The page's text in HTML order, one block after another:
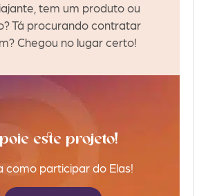
tem um produto ou
Tá procurando contratar
Chegou no lugar certo!
este projeto!
como participar do Elas!